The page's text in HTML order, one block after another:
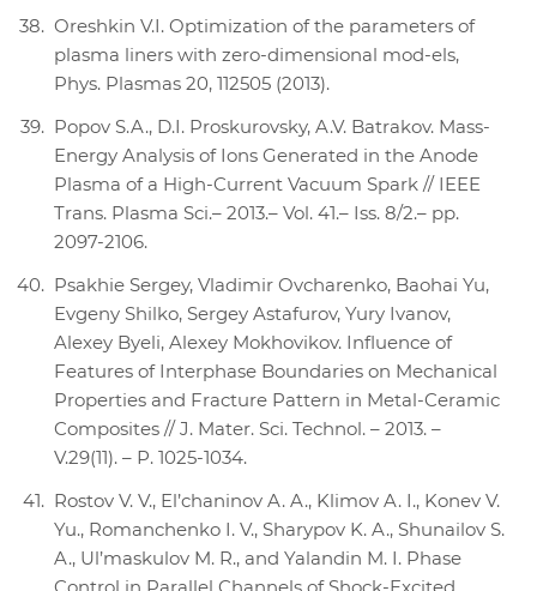
Oreshkin V.I. Optimization of the parameters of
plasma liners with zero-dimensional mod-els,
Phys. Plasmas 20, 112505 (2013).
Popov S.A., D.I. Proskurovsky, A.V. Batrakov. Mass-
Energy Analysis of Ions Generated in the Anode
Plasma of a High-Current Vacuum Spark // IEEE
Trans. Plasma Sci.– 2013.– Vol. 41.– Iss. 8/2.– pp.
2097-2106.
Psakhie Sergey, Vladimir Ovcharenko, Baohai Yu,
Evgeny Shilko, Sergey Astafurov, Yury Ivanov,
Alexey Byeli, Alexey Mokhovikov. Influence of
Features of Interphase Boundaries on Mechanical
Properties and Fracture Pattern in Metal-Ceramic
Composites // J. Mater. Sci. Technol. – 2013. –
V.29(11). – Р. 1025-1034.
Rostov V. V., El’chaninov A. A., Klimov A. I., Konev V.
Yu., Romanchenko I. V., Sharypov K. A., Shunailov S.
A., Ul’maskulov M. R., and Yalandin M. I. Phase